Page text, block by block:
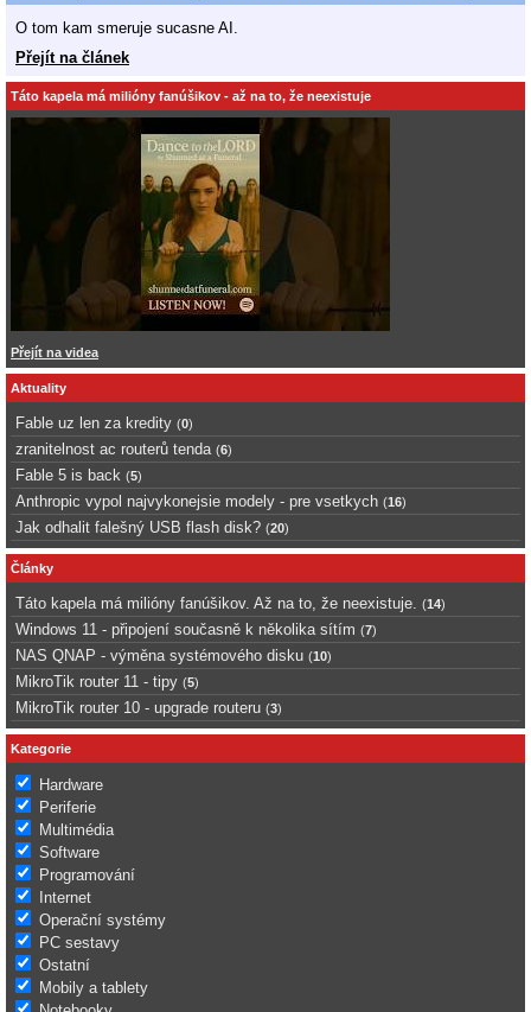
O tom kam smeruje sucasne AI.
Přejít na článek
Táto kapela má milióny fanúšikov - až na to, že neexistuje
Přejít na videa
Aktuality
Fable uz len za kredity (0)
zranitelnost ac routerů tenda (6)
Fable 5 is back (5)
Anthropic vypol najvykonejsie modely - pre vsetkych (16)
Jak odhalit falešný USB flash disk? (20)
Články
Táto kapela má milióny fanúšikov. Až na to, že neexistuje. (14)
Windows 11 - připojení současně k několika sítím (7)
NAS QNAP - výměna systémového disku (10)
MikroTik router 11 - tipy (5)
MikroTik router 10 - upgrade routeru (3)
Kategorie
Hardware
Periferie
Multimédia
Software
Programování
Internet
Operační systémy
PC sestavy
Ostatní
Mobily a tablety